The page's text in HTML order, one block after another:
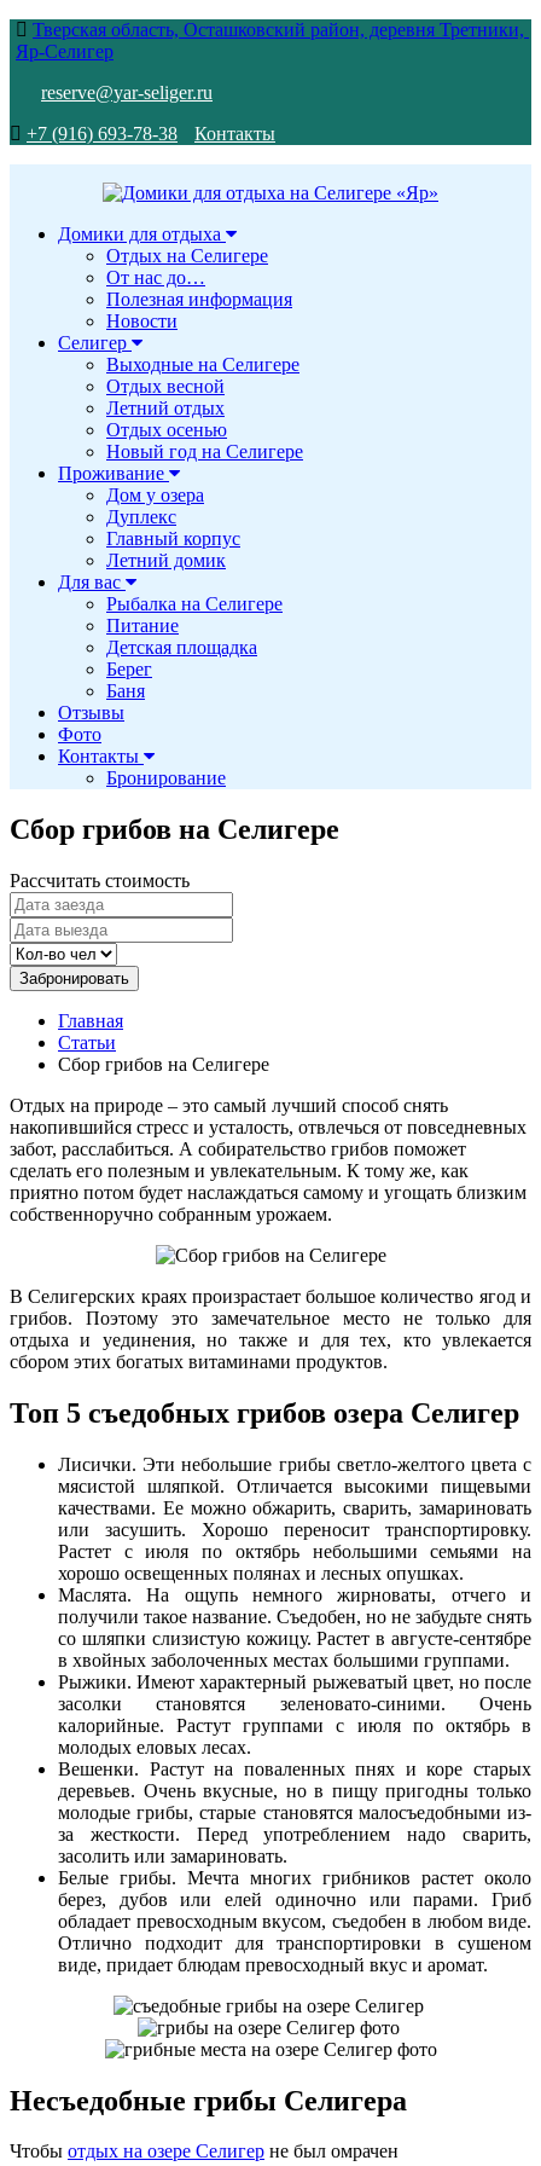
Тверская область, Осташковский район, деревня Третники,
Яр-Селигер
reserve@yar-seliger.ru
+7 (916) 693-78-38
Контакты
Домики для отдыха
Отдых на Селигере
От нас до…
Полезная информация
Новости
Селигер
Выходные на Селигере
Отдых весной
Летний отдых
Отдых осенью
Новый год на Селигере
Проживание
Дом у озера
Дуплекс
Главный корпус
Летний домик
Для вас
Рыбалка на Селигере
Питание
Детская площадка
Берег
Баня
Отзывы
Фото
Контакты
Бронирование
Сбор грибов на Селигере
Рассчитать стоимость
Забронировать
Главная
Статьи
Сбор грибов на Селигере
Отдых на природе – это самый лучший способ снять
накопившийся стресс и усталость, отвлечься от повседневных
забот, расслабиться. А собирательство грибов поможет
сделать его полезным и увлекательным. К тому же, как
приятно потом будет наслаждаться самому и угощать близким
собственноручно собранным урожаем.
В Селигерских краях произрастает большое количество ягод и
грибов. Поэтому это замечательное место не только для
отдыха и уединения, но также и для тех, кто увлекается
сбором этих богатых витаминами продуктов.
Топ 5 съедобных грибов озера Селигер
Лисички. Эти небольшие грибы светло-желтого цвета с
мясистой шляпкой. Отличается высокими пищевыми
качествами. Ее можно обжарить, сварить, замариновать
или засушить. Хорошо переносит транспортировку.
Растет с июля по октябрь небольшими семьями на
хорошо освещенных полянах и лесных опушках.
Маслята. На ощупь немного жирноваты, отчего и
получили такое название. Съедобен, но не забудьте снять
со шляпки слизистую кожицу. Растет в августе-сентябре
в хвойных заболоченных местах большими группами.
Рыжики. Имеют характерный рыжеватый цвет, но после
засолки становятся зеленовато-синими. Очень
калорийные. Растут группами с июля по октябрь в
молодых еловых лесах.
Вешенки. Растут на поваленных пнях и коре старых
деревьев. Очень вкусные, но в пищу пригодны только
молодые грибы, старые становятся малосъедобными из-
за жесткости. Перед употреблением надо сварить,
засолить или замариновать.
Белые грибы. Мечта многих грибников растет около
берез, дубов или елей одиночно или парами. Гриб
обладает превосходным вкусом, съедобен в любом виде.
Отлично подходит для транспортировки в сушеном
виде, придает блюдам превосходный вкус и аромат.
Несъедобные грибы Селигера
Чтобы отдых на озере Селигер не был омрачен